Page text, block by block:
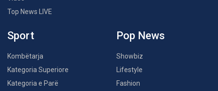
Top News LIVE
Sport
Kombëtarja
Kategoria Superiore
Kategoria e Parë
Pop News
Showbiz
Lifestyle
Fashion